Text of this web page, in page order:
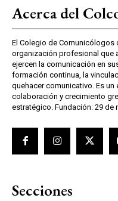
Acerca del
El Colegio de Comunicólogos
organización profesional que
ejercen la comunicación en
formación continua, la
quehacer comunicativo. Es
colaboración y crecimiento
estratégico. Fundación: 29 de
Secciones